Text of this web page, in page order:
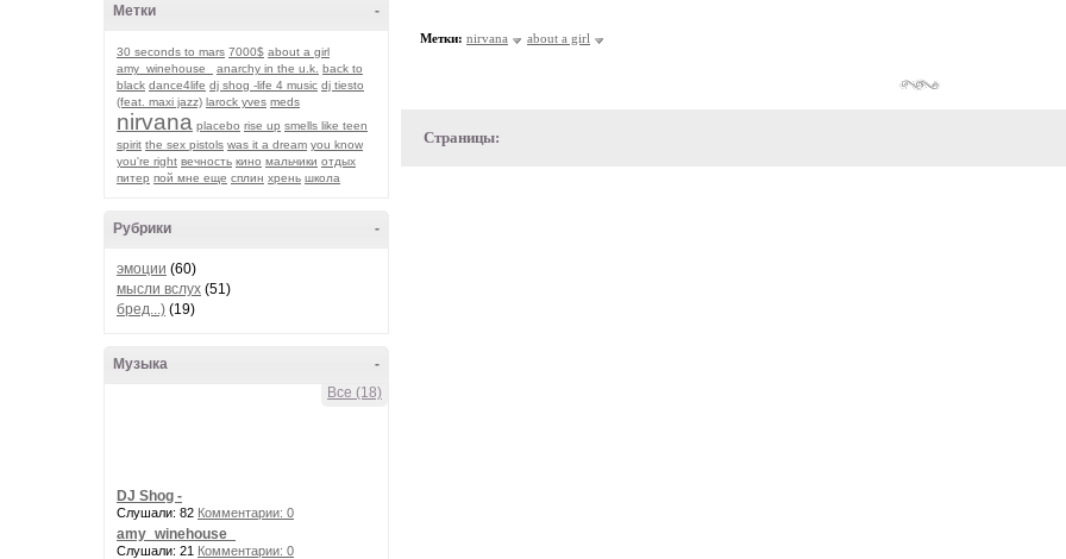
-
Метки
30 seconds to mars 7000$ about a girl
amy_winehouse_
anarchy in the u.k. back to
black dance4life dj shog -life 4 music dj tiesto
(feat. maxi jazz) larock yves meds
nirvana placebo rise up smells like teen
spirit the sex pistols was it a dream you know
you're right вечность кино мальчики отдых
питер пой мне еще сплин хрень школа
-
Рубрики
эмоции (60)
мысли вслух (51)
бред...) (19)
-
Музыка
Все (18)
DJ Shog -
Слушали: 82 Комментарии: 0
amy_winehouse_
Слушали: 21 Комментарии: 0
Метки: nirvana about a girl
Страницы: